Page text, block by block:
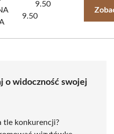
9.50
9.50
o widoczność swojej
tle konkurencji?